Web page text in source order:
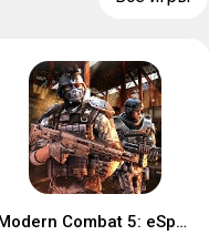
Modern Combat 5: eSports FPS